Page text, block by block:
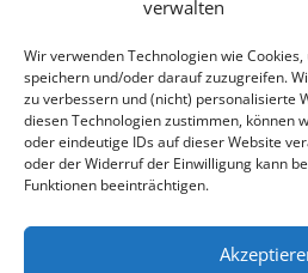
verwalten
Wir verwenden Technologien wie
speichern und/oder darauf zuzugreifen.
zu verbessern und (nicht) personalisierte
diesen Technologien zustimmen, können
oder eindeutige IDs auf dieser Website
oder der Widerruf der Einwilligung kann
Funktionen beeinträchtigen.